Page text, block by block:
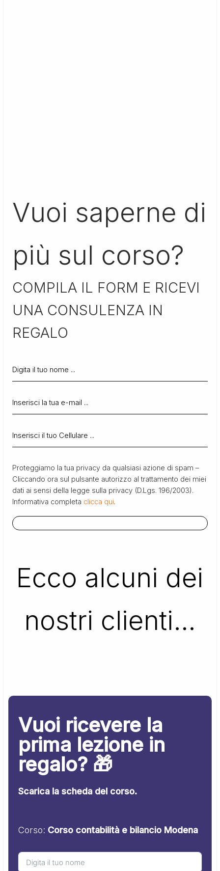
Vuoi saperne di
più sul corso?
COMPILA IL FORM E RICEVI
UNA CONSULENZA IN
REGALO
Proteggiamo la tua privacy da qualsiasi azione di spam –
Cliccando ora sul pulsante autorizzo al trattamento dei miei
dati ai sensi della legge sulla privacy (D.Lgs. 196/2003).
Informativa completa clicca qui.
Ecco alcuni dei
nostri clienti…
Vuoi ricevere la
prima lezione in
regalo? 🎁
Scarica la scheda del corso.
Corso: Corso contabilità e bilancio Modena